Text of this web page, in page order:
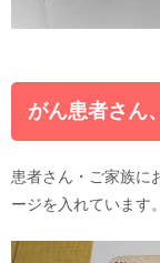
がん患者さん
患者さん・ご家族に
ージを入れています。